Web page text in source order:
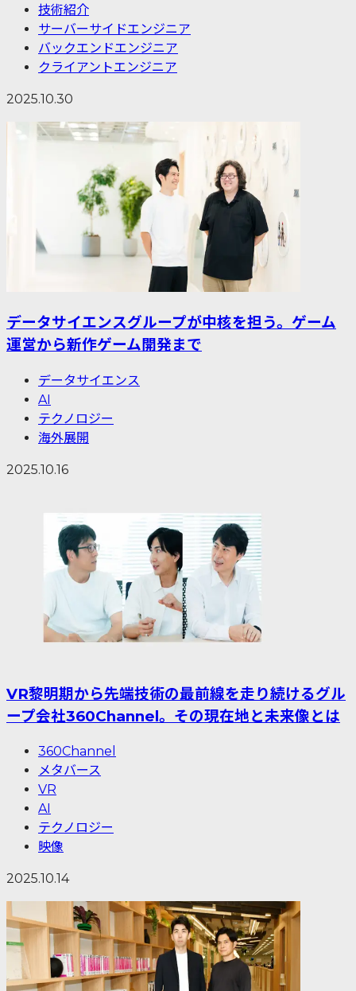
技術紹介
サーバーサイドエンジニア
バックエンドエンジニア
クライアントエンジニア
2025.10.30
データサイエンスグループが中核を担う。ゲーム
運営から新作ゲーム開発まで
データサイエンス
AI
テクノロジー
海外展開
2025.10.16
VR黎明期から先端技術の最前線を走り続けるグル
ープ会社360Channel。その現在地と未来像とは
360Channel
メタバース
VR
AI
テクノロジー
映像
2025.10.14